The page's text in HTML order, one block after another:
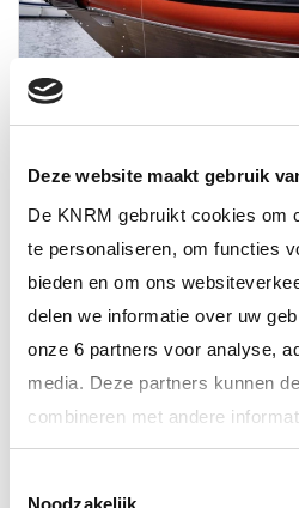
Deze website maakt gebruik
De KNRM gebruikt cookies om
te personaliseren, om functies
bieden en om ons
delen we informatie over uw
onze 6 partners voor analyse,
media. Deze partners kunnen
combineren met andere
verstrekt of die ze hebben
Noodzakelijk
04 juli 2026
Doop nieuwe reddingboot
ALTIJD ALS EERSTE
HET LAATSTE
INSCHRIJVEN
JOUW DONATIE